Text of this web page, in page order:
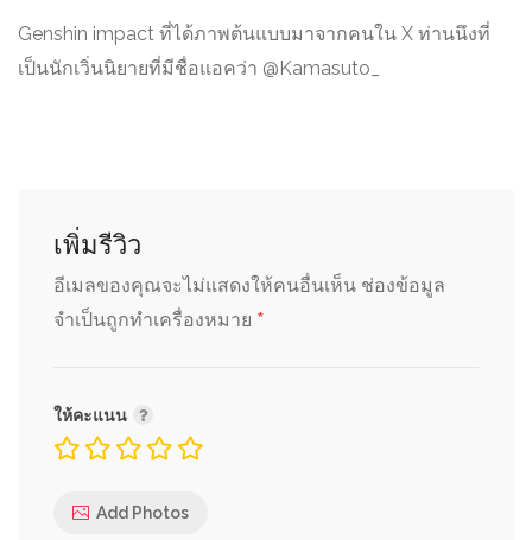
Genshin impact ที่ได้ภาพต้นแบบมาจากคนใน X ท่านนึงที่
เป็นนักเวิ่นนิยายที่มีชื่อแอคว่า @Kamasuto_
เพิ่มรีวิว
อีเมลของคุณจะไม่แสดงให้คนอื่นเห็น ช่องข้อมูล
จำเป็นถูกทำเครื่องหมาย *
ให้คะแนน
Add Photos